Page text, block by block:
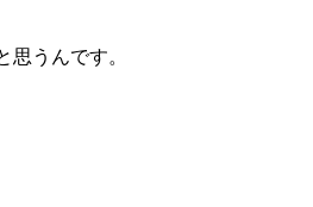
思うんです。